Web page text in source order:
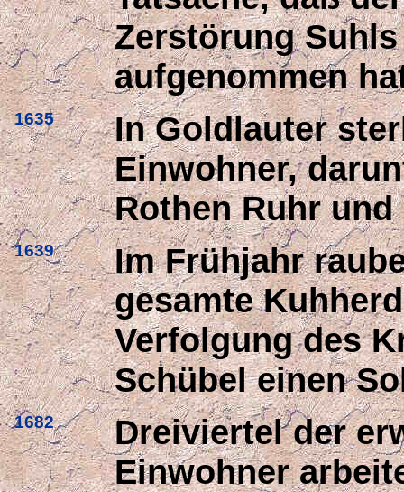
Zerstörung
aufgenommen
1635
In Goldlauter
Einwohner,
Rothen Ruhr und
1639
Im Frühjahr
gesamte
Verfolgung des
Schübel einen
1682
Dreiviertel der
Einwohner